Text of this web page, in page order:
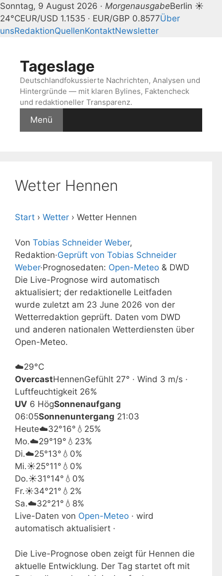
Sonntag, 9 August 2026 · MorgenausgabeBerlin ☀
24°CEUR/USD 1.1535 · EUR/GBP 0.8577Über
unsRedaktionQuellenKontaktNewsletter
springenTageslage
Deutschlandfokussierte Nachrichten, Analysen und
Hintergründe — mit klaren Bylines, Faktencheck
und redaktioneller Transparenz.
Menü
Wetter Hennen
Start › Wetter › Wetter Hennen
Von Tobias Schneider Weber,
Redaktion·Geprüft von Tobias Schneider
Weber·Prognosedaten: Open-Meteo & DWD
Die Live-Prognose wird automatisch
aktualisiert; der redaktionelle Leitfaden
wurde zuletzt am 23 June 2026 von der
Wetterredaktion geprüft. Daten vom DWD
und anderen nationalen Wetterdiensten über
Open-Meteo.
☁️29°C
OvercastHennenGefühlt 27° · Wind 3 m/s ·
Luftfeuchtigkeit 26%
UV 6 HögSonnenaufgang
06:05Sonnenuntergang 21:03
Heute☁️32°16° 💧25%
Mo.☁️29°19° 💧23%
Di.☁️25°13° 💧0%
Mi.☀️25°11° 💧0%
Do.☀️31°14° 💧0%
Fr.☀️34°21° 💧2%
Sa.☁️32°21° 💧8%
Live-Daten von Open-Meteo · wird
automatisch aktualisiert ·
Die Live-Prognose oben zeigt für Hennen die
aktuelle Entwicklung. Der Tag startet oft mit